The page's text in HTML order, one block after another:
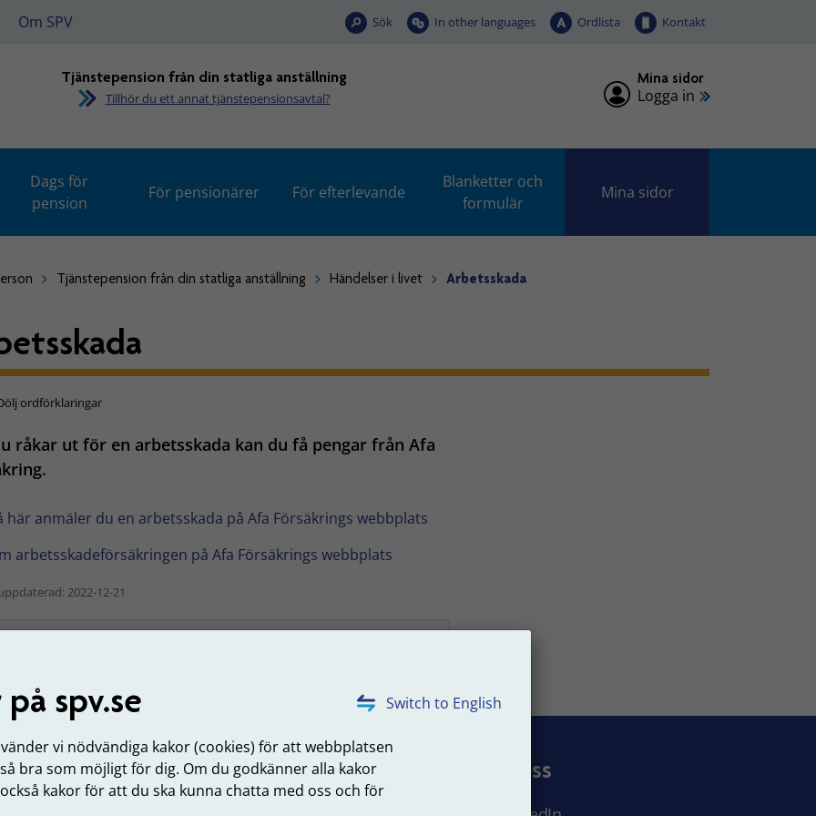
Switch to English
spv.se
vi nödvändiga kakor (cookies) för att webbplatsen
bra som möjligt för dig. Om du godkänner alla kakor
kakor för att du ska kunna chatta med oss och för
Om SPV Sök In other languages Ordlista Kontakt
Tjänstepension från din statliga anställning
Tillhör du ett annat tjänstepensionsavtal?
Mina sidor
Logga in
Dags för
pension
För pensionärer För efterlevande
Blanketter och
formulär
Mina sidor
Tjänstepension från din statliga anställning Händelser i livet Arbetsskada
ordförklaringar
råkar ut för en arbetsskada kan du få pengar från Afa
här anmäler du en arbetsskada på Afa Försäkrings webbplats
arbetsskadeförsäkringen på Afa Försäkrings webbplats
2022-12-21
Om webbplatsen Följ oss